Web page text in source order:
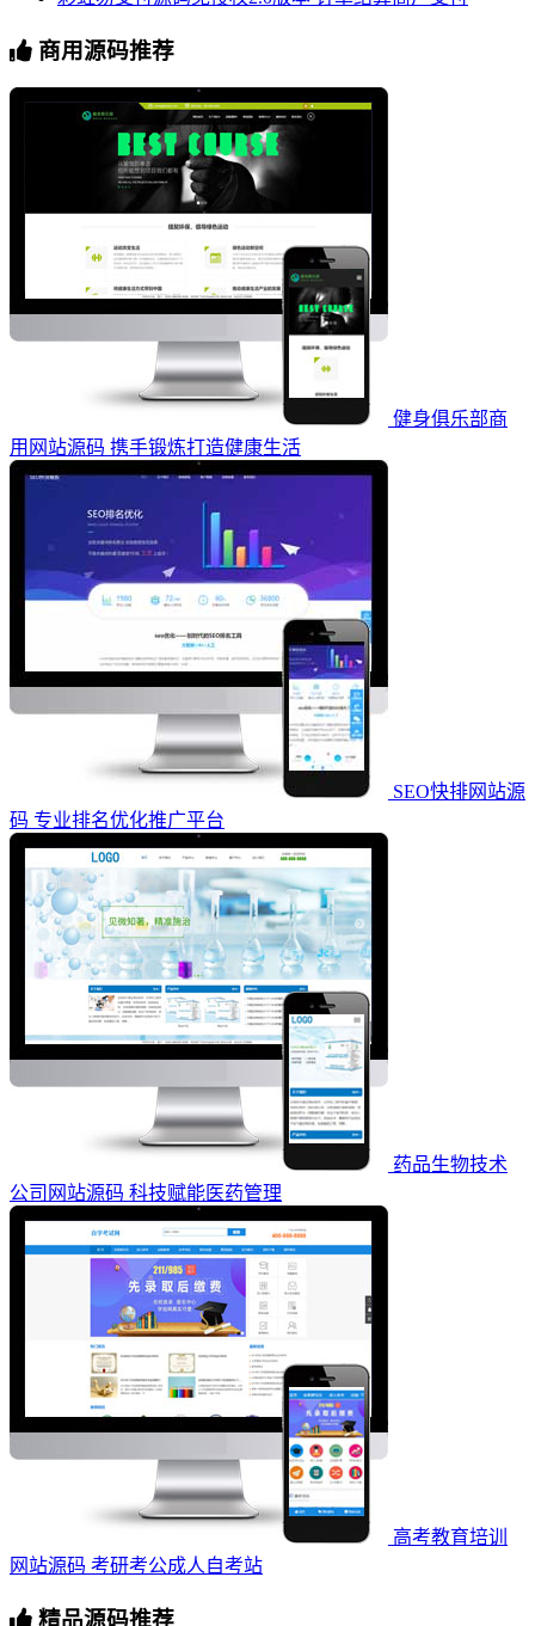
商用源码推荐
健身俱乐部商
用网站源码 携手锻炼打造健康生活
SEO快排网站源
码 专业排名优化推广平台
药品生物技术
公司网站源码 科技赋能医药管理
高考教育培训
网站源码 考研考公成人自考站
精品源码推荐